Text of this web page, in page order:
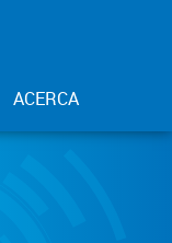
ACERCA